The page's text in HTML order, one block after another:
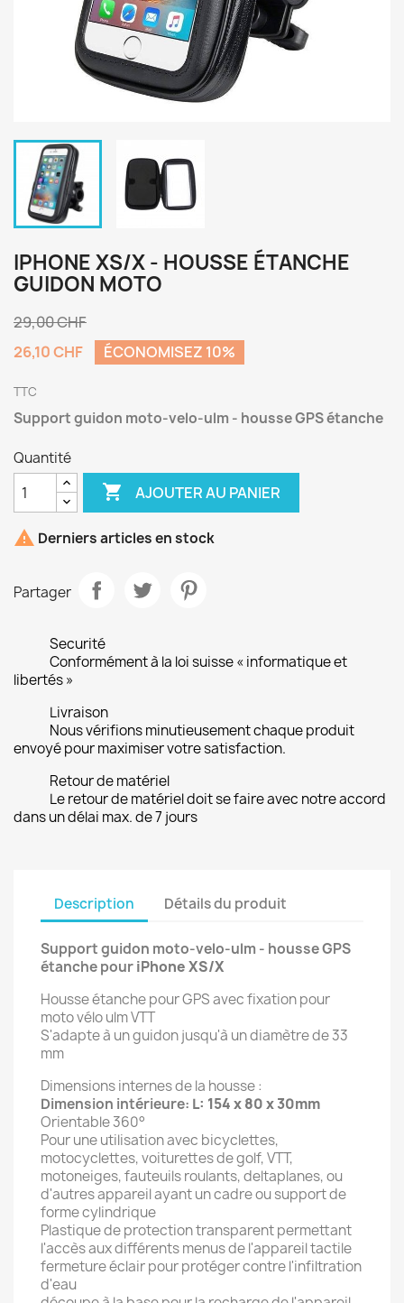
IPHONE XS/X - HOUSSE ÉTANCHE
GUIDON MOTO
29,00 CHF
26,10 CHF
ÉCONOMISEZ 10%
TTC
Support guidon moto-velo-ulm - housse GPS étanche
Quantité
 AJOUTER AU PANIER
 Derniers articles en stock
Partager
Securité
Conformément à la loi suisse « informatique et
libertés »
Livraison
Nous vérifions minutieusement chaque produit
envoyé pour maximiser votre satisfaction.
Retour de matériel
Le retour de matériel doit se faire avec notre accord
dans un délai max. de 7 jours
Description Détails du produit
Support guidon moto-velo-ulm - housse GPS
étanchepouriPhone XS/X
Housse étanche pour GPS avec fixation pour
moto vélo ulm VTT
S'adapte à un guidon jusqu'à un diamètre de 33
mm
Dimensions internes de la housse :
Dimension intérieure: L: 154 x 80 x 30mm
Orientable 360°
Pour une utilisation avec bicyclettes,
motocyclettes, voiturettes de golf, VTT,
motoneiges, fauteuils roulants, deltaplanes, ou
d'autres appareil ayant un cadre ou support de
forme cylindrique
Plastique de protection transparent permettant
l'accès aux différents menus de l'appareil tactile
fermeture éclair pour protéger contre l'infiltration
d'eau